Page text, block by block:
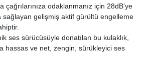
çağrılarınıza odaklanmanız için 28dB'ye
sağlayan gelişmiş aktif gürültü engelleme
ses sürücüsüyle donatılan bu kulaklık,
hassas ve net, zengin, sürükleyici ses